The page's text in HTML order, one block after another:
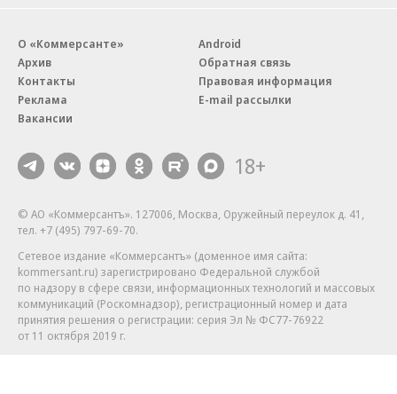
О «Коммерсанте»
Архив
Контакты
Реклама
Вакансии
Android
Обратная связь
Правовая информация
E-mail рассылки
18+
© АО «Коммерсантъ». 127006, Москва, Оружейный переулок д. 41,
тел. +7 (495) 797-69-70.
Сетевое издание «Коммерсантъ» (доменное имя сайта:
kommersant.ru) зарегистрировано Федеральной службой
по надзору в сфере связи, информационных технологий и массовых
коммуникаций (Роскомнадзор), регистрационный номер и дата
принятия решения о регистрации: серия Эл № ФС77-76922
от 11 октября 2019 г.